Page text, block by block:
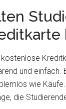
kostenlose
und einfach.
wie
die